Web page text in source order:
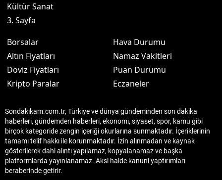
Kültür Sanat
3. Sayfa
Borsalar
Altın Fiyatları
Döviz Fiyatları
Kripto Paralar
Hava Durumu
Namaz Vakitleri
Puan Durumu
Eczaneler
Sondakikam.com.tr, Türkiye ve dünya gündeminden son dakika
haberleri, gündemden haberleri, ekonomi, siyaset, spor, kamu gibi
birçok kategoride zengin içeriği okurlarına sunmaktadır. İçeriklerinin
tamamı telif hakkı ile korunmaktadır. İzin alınmadan ve kaynak
gösterilerek dahi alıntı yapılamaz, kopyalanamaz ve başka
platformlarda yayınlanamaz. Aksi halde kanuni yaptırımları
beraberinde getirir.